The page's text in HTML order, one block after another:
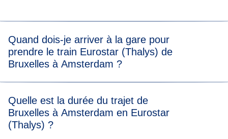
Quand dois-je arriver à la gare pour
prendre le train Eurostar (Thalys) de
Bruxelles à Amsterdam ?
d'arriver 20 minutes avant l'heure de départ prévue de
votre train Eurostar (Thalys) de Bruxelles à Amsterdam.
Quelle est la durée du trajet de
Bruxelles à Amsterdam en Eurostar
(Thalys) ?